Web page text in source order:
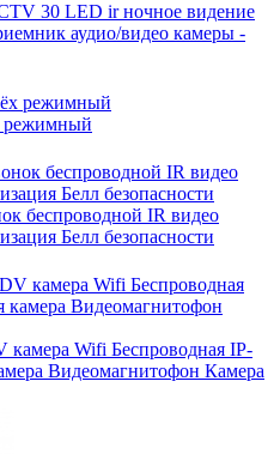
30 LED ir ночное видение
аудио/видео камеры -
режимный
беспроводной IR видео
Белл безопасности
Wifi Беспроводная IP-
Видеомагнитофон Камера